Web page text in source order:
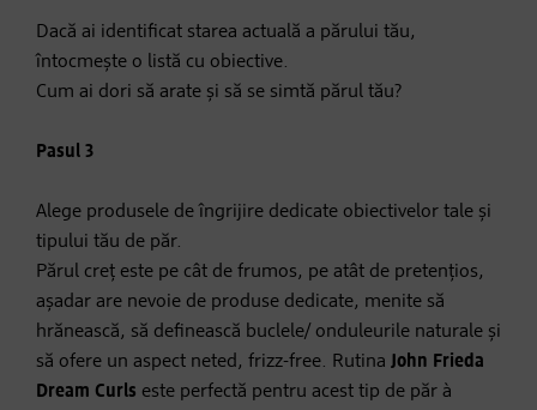
Dacă ai identificat starea actuală a părului tău,
întocmește o listă cu obiective.
Cum ai dori să arate și să se simtă părul tău?
Pasul 3
Alege produsele de îngrijire dedicate obiectivelor tale și
tipului tău de păr.
Părul creț este pe cât de frumos, pe atât de pretențios,
așadar are nevoie de produse dedicate, menite să
hrănească, să definească buclele/ onduleurile naturale și
să ofere un aspect neted, frizz-free. Rutina John Frieda
Dream Curls este perfectă pentru acest tip de păr à